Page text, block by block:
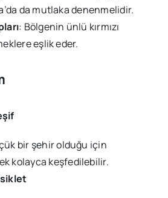
da mutlaka denenmelidir.
: Bölgenin ünlü kırmızı
eşlik eder.
bir şehir olduğu için
kolayca keşfedilebilir.